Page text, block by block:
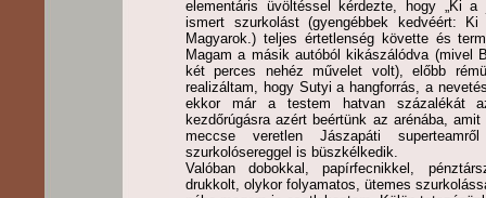
elementáris üvöltéssel kérdezte, hogy „Ki a
ismert szurkolást (gyengébbek kedvéért:
Magyarok.) teljes értetlenség követte és
Magam a másik autóból kikászálódva (mivel
két perces nehéz művelet volt), előbb
realizáltam, hogy Sutyi a hangforrás, a
ekkor már a testem hatvan százalékát
kezdőrúgásra azért beértünk az arénába,
meccse veretlen Jászapáti
szurkolósereggel is büszkélkedik.
Valóban dobokkal, papírfecnikkel,
drukkolt, olykor folyamatos, ütemes